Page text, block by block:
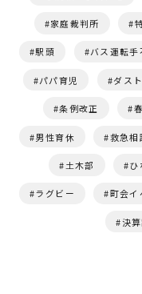
家庭裁判所
駅頭 バス運転手
パパ育児 ダス
条例改正
男性育休 救急相
土木部 ひ
ラグビー 町会イ
決